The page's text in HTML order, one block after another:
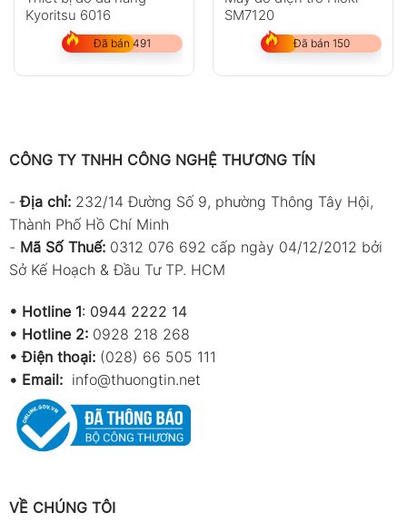
Kyoritsu 6016
Đã bán 491
SM7120
Đã bán 150
CÔNG TY TNHH CÔNG NGHỆ THƯƠNG TÍN
-Địa chỉ: 232/14 Đường Số 9, phường Thông Tây Hội,
Thành Phố Hồ Chí Minh
- Mã Số Thuế: 0312 076 692 cấp ngày 04/12/2012 bởi
Sở Kế Hoạch & Đầu Tư TP. HCM
• Hotline 1: 0944 2222 14
• Hotline 2: 0928 218 268
• Điện thoại: (028) 66 505 111
• Email: info@thuongtin.net
VỀ CHÚNG TÔI